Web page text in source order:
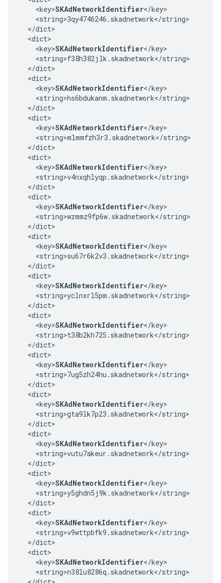
    <key>
SKAdNetworkIdentifier</key>
    <string>3qy4746246.skadnetwork</string>
  </dict>
  <dict>
    <key>
SKAdNetworkIdentifier</key>
    <string>f38h382jlk.skadnetwork</string>
  </dict>
  <dict>
    <key>
SKAdNetworkIdentifier</key>
    <string>hs6bdukanm.skadnetwork</string>
  </dict>
  <dict>
    <key>
SKAdNetworkIdentifier</key>
    <string>mlmmfzh3r3.skadnetwork</string>
  </dict>
  <dict>
    <key>
SKAdNetworkIdentifier</key>
    <string>v4nxqhlyqp.skadnetwork</string>
  </dict>
  <dict>
    <key>
SKAdNetworkIdentifier</key>
    <string>wzmmz9fp6w.skadnetwork</string>
  </dict>
  <dict>
    <key>
SKAdNetworkIdentifier</key>
    <string>su67r6k2v3.skadnetwork</string>
  </dict>
  <dict>
    <key>
SKAdNetworkIdentifier</key>
    <string>yclnxrl5pm.skadnetwork</string>
  </dict>
  <dict>
    <key>
SKAdNetworkIdentifier</key>
    <string>t38b2kh725.skadnetwork</string>
  </dict>
  <dict>
    <key>
SKAdNetworkIdentifier</key>
    <string>7ug5zh24hu.skadnetwork</string>
  </dict>
  <dict>
    <key>
SKAdNetworkIdentifier</key>
    <string>gta9lk7p23.skadnetwork</string>
  </dict>
  <dict>
    <key>
SKAdNetworkIdentifier</key>
    <string>vutu7akeur.skadnetwork</string>
  </dict>
  <dict>
    <key>
SKAdNetworkIdentifier</key>
    <string>y5ghdn5j9k.skadnetwork</string>
  </dict>
  <dict>
    <key>
SKAdNetworkIdentifier</key>
    <string>v9wttpbfk9.skadnetwork</string>
  </dict>
  <dict>
    <key>
SKAdNetworkIdentifier</key>
    <string>n38lu8286q.skadnetwork</string>